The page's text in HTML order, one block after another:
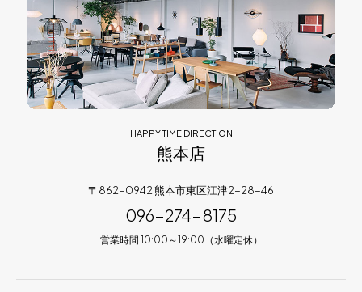
HAPPY TIME DIRECTION
熊本店
〒862-0942 熊本市東区江津2-28-46
096-274-8175
営業時間 10:00～19:00（水曜定休）